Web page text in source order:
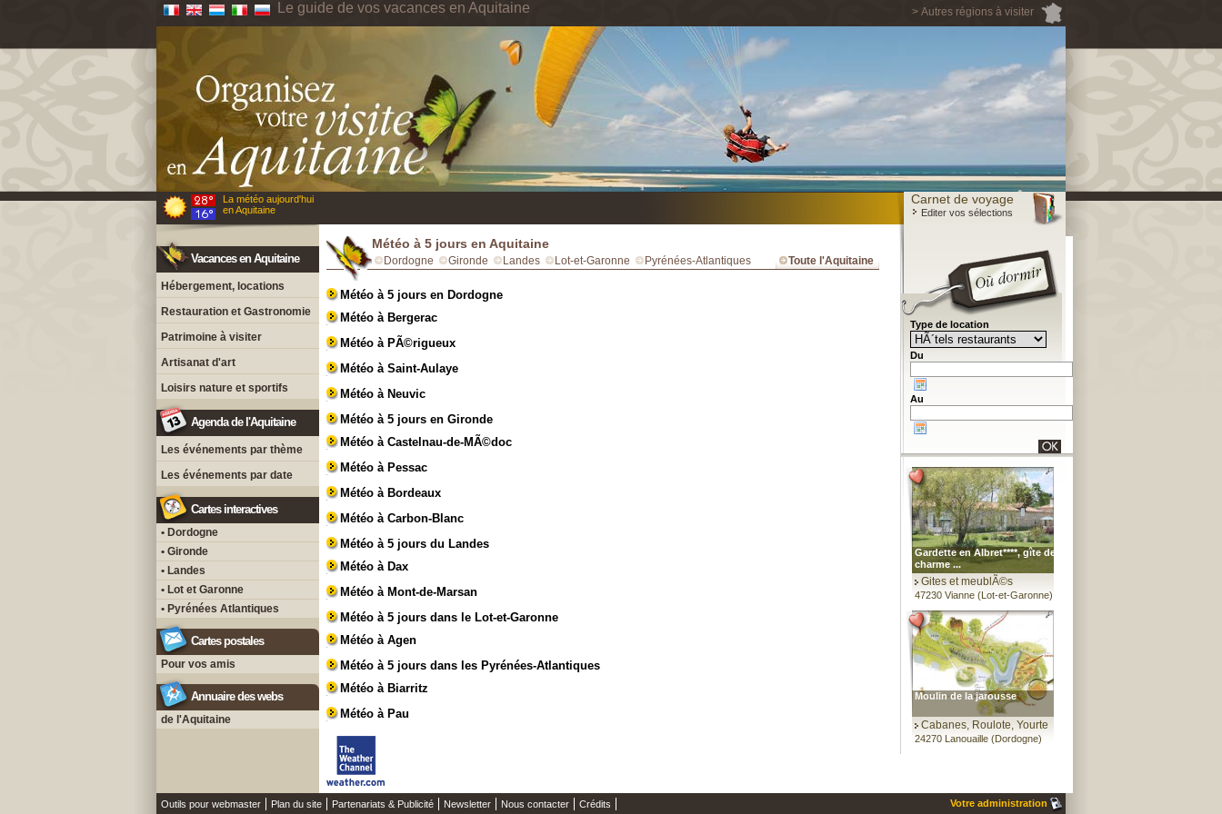
> Autres régions à visiter
Le guide de vos vacances en Aquitaine
La météo aujourd'hui
en Aquitaine
Carnet de voyage
Editer vos sélections
Vacances en Aquitaine
Hébergement, locations
Restauration et Gastronomie
Patrimoine à visiter
Artisanat d'art
Loisirs nature et sportifs
Agenda de l'Aquitaine
Les événements par thème
Les événements par date
Cartes interactives
• Dordogne
• Gironde
• Landes
• Lot et Garonne
• Pyrénées Atlantiques
Cartes postales
Pour vos amis
Annuaire des webs
de l'Aquitaine
Météo à 5 jours en Aquitaine
Dordogne Gironde Landes Lot-et-Garonne Pyrénées-Atlantiques Toute l'Aquitaine
Météo à 5 jours en Dordogne
Météo à Bergerac
Météo à PÃ©rigueux
Météo à Saint-Aulaye
Météo à Neuvic
Météo à 5 jours en Gironde
Météo à Castelnau-de-MÃ©doc
Météo à Pessac
Météo à Bordeaux
Météo à Carbon-Blanc
Météo à 5 jours du Landes
Météo à Dax
Météo à Mont-de-Marsan
Météo à 5 jours dans le Lot-et-Garonne
Météo à Agen
Météo à 5 jours dans les Pyrénées-Atlantiques
Météo à Biarritz
Météo à Pau
Type de location
Du
Au
Gardette en Albret****, gîte de
charme ...
Gites et meublÃ©s
47230 Vianne (Lot-et-Garonne)
Moulin de la jarousse
Cabanes, Roulote, Yourte
24270 Lanouaille (Dordogne)
Outils pour webmaster Plan du site Partenariats & Publicité Newsletter Nous contacter Crédits Votre administration